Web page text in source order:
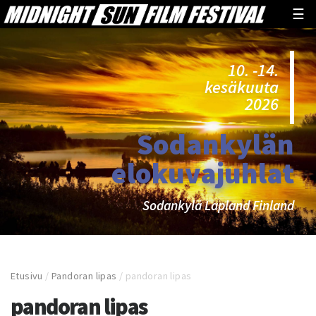
☰
10. -14.
kesäkuuta
2026
Sodankylän
elokuvajuhlat
Sodankylä Lapland Finland
Etusivu /Pandoran lipas / pandoran lipas
pandoran lipas